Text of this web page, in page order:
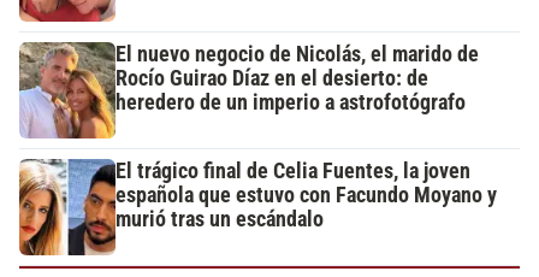
El nuevo negocio de Nicolás, el marido de
Rocío Guirao Díaz en el desierto: de
heredero de un imperio a astrofotógrafo
El trágico final de Celia Fuentes, la joven
española que estuvo con Facundo Moyano y
murió tras un escándalo